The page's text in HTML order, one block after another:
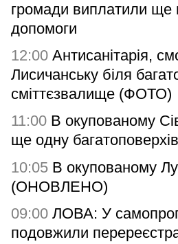
громади виплатили ще
допомоги
12:00 Антисанітарія,
Лисичанську біля
сміттєзвалище (ФОТО)
11:00 В окупованому
ще одну
10:05 В окупованому
(ОНОВЛЕНО)
09:00 ЛОВА: У
подовжили